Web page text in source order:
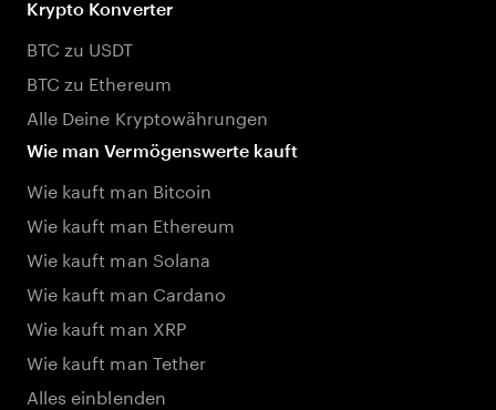
Krypto Konverter
BTC zu USDT
BTC zu Ethereum
Alle Deine Kryptowährungen
Wie man Vermögenswerte kauft
Wie kauft man Bitcoin
Wie kauft man Ethereum
Wie kauft man Solana
Wie kauft man Cardano
Wie kauft man XRP
Wie kauft man Tether
Alles einblenden